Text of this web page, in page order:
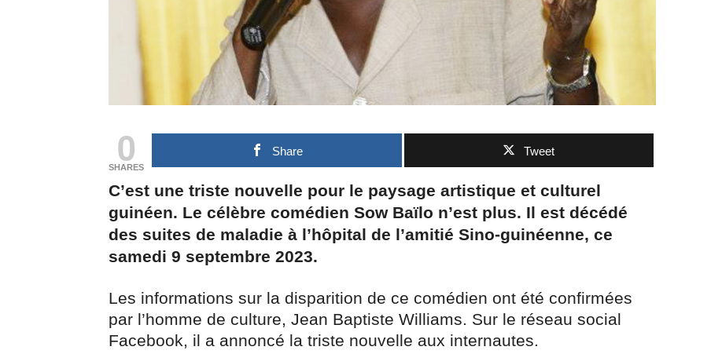
0
SHARES
Share Tweet
C’est une triste nouvelle pour le paysage artistique et culturel
guinéen. Le célèbre comédien Sow Baïlo n’est plus. Il est décédé
des suites de maladie à l’hôpital de l’amitié Sino-guinéenne, ce
samedi 9 septembre 2023.
Les informations sur la disparition de ce comédien ont été confirmées
par l’homme de culture, Jean Baptiste Williams. Sur le réseau social
Facebook, il a annoncé la triste nouvelle aux internautes.